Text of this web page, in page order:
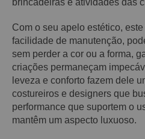
Com o seu apelo estético,
facilidade de manutenção,
sem perder a cor ou a forma,
criações permaneçam
leveza e conforto fazem dele
costureiros e designers que
performance que suportem o
mantêm um aspecto luxuoso.